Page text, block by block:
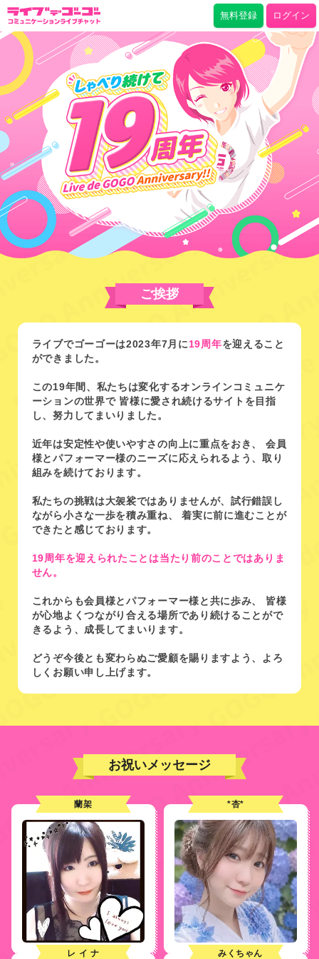
無料登録 ログイン
ご挨拶
ライブでゴーゴーは2023年7月に19周年を迎えること
ができました。
この19年間、私たちは変化するオンラインコミュニケ
ーションの世界で 皆様に愛され続けるサイトを目指
し、努力してまいりました。
近年は安定性や使いやすさの向上に重点をおき、 会員
様とパフォーマー様のニーズに応えられるよう、取り
組みを続けております。
私たちの挑戦は大袈裟ではありませんが、試行錯誤し
ながら小さな一歩を積み重ね、着実に前に進むことが
できたと感じております。
19周年を迎えられたことは当たり前のことではありま
せん。
これからも会員様とパフォーマー様と共に歩み、 皆様
が心地よくつながり合える場所であり続けることがで
きるよう、成長してまいります。
どうぞ今後とも変わらぬご愛顧を賜りますよう、よろ
しくお願い申し上げます。
お祝いメッセージ
蘭架 *杏*
レ イ ナ みくちゃん